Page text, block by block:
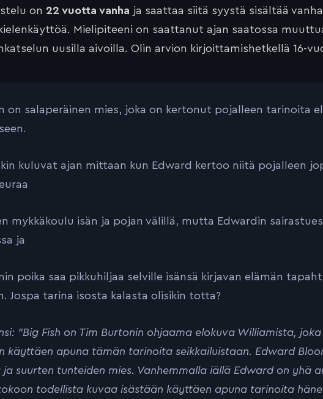
on 22 vuotta vanha ja saattaa siitä syystä sisältää
Mielipiteeni on saattanut ajan saatossa
uusilla aivoilla. Olin arvion kirjoittamishetkellä 16-
on salaperäinen mies, joka on kertonut pojalleen tarinoita
kuluvat ajan mittaan kun Edward kertoo niitä pojalleen
mykkäkoulu isän ja pojan välillä, mutta Edwardin
ja
poika saa pikkuhiljaa selville isänsä kirjavan elämän
Jospa tarina isosta kalasta olisikin totta?
”Big Fish on Tim Burtonin ohjaama elokuva Williamista,
käyttäen apuna tämän tarinoita seikkailuistaan. Edward
suurten tunteiden mies. Vanhemmalla iällä Edward on yhä
todellista kuvaa isästään käyttäen apuna tarinoita